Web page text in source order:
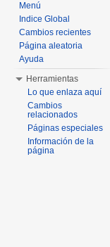
Menú
Indice Global
Cambios recientes
Página aleatoria
Ayuda
Herramientas
Lo que enlaza aquí
Cambios
relacionados
Páginas especiales
Información de la
página